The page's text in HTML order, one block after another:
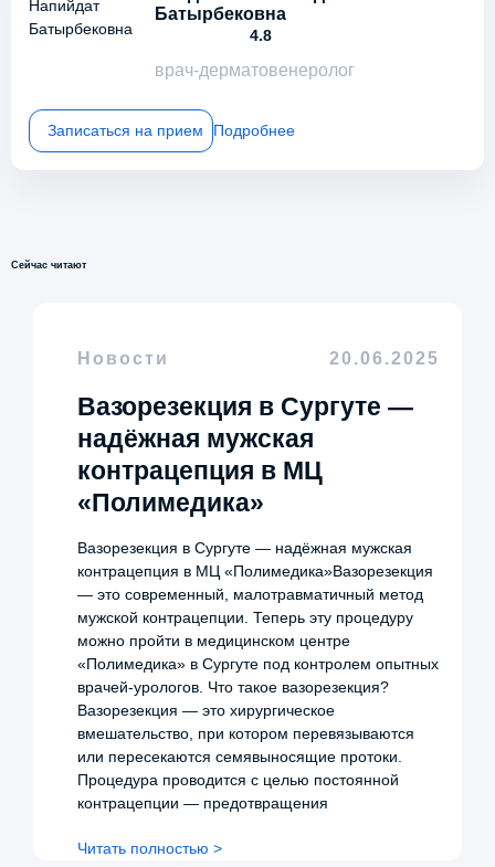
Батырбековна
4.8
врач-дерматовенеролог
Записаться на прием Подробнее
Сейчас читают
Новости 20.06.2025
Вазорезекция в Сургуте —
надёжная мужская
контрацепция в МЦ
«Полимедика»
Вазорезекция в Сургуте — надёжная мужская
контрацепция в МЦ «Полимедика»Вазорезекция
— это современный, малотравматичный метод
мужской контрацепции. Теперь эту процедуру
можно пройти в медицинском центре
«Полимедика» в Сургуте под контролем опытных
врачей-урологов. Что такое вазорезекция?
Вазорезекция — это хирургическое
вмешательство, при котором перевязываются
или пересекаются семявыносящие протоки.
Процедура проводится с целью постоянной
контрацепции — предотвращения
Читать полностью >